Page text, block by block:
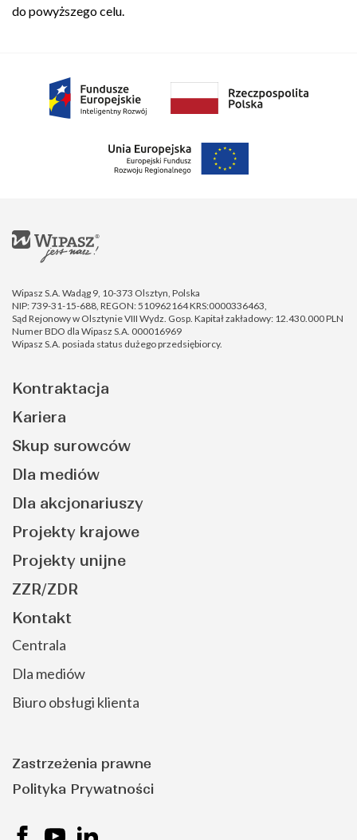
do powyższego celu.
Wipasz S.A. Wadąg 9, 10-373 Olsztyn, Polska
NIP: 739-31-15-688, REGON: 510962164 KRS:0000336463,
Sąd Rejonowy w Olsztynie VIII Wydz. Gosp. Kapitał zakładowy: 12.430.000 PLN
Numer BDO dla Wipasz S.A. 000016969
Wipasz S.A. posiada status dużego przedsiębiorcy.
Kontraktacja
Kariera
Skup surowców
Dla mediów
Dla akcjonariuszy
Projekty krajowe
Projekty unijne
ZZR/ZDR
Kontakt
Centrala
Dla mediów
Biuro obsługi klienta
Zastrzeżenia prawne
Polityka Prywatności